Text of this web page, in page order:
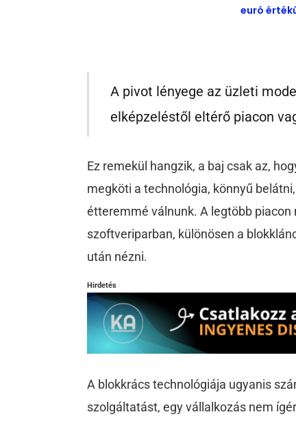
euró
A pivot lényege az üzleti
elképzeléstől eltérő piacon
Ez remekül hangzik, a baj csak az,
megköti a technológia, könnyű
étteremmé válnunk. A legtöbb
szoftveriparban, különösen a
után nézni.
Hirdetés
A blokkrács technológiája ugyanis
szolgáltatást, egy vállalkozás nem